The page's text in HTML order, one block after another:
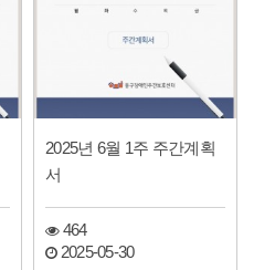
2025년 6월 1주 주간계획
서
464
2025-05-30